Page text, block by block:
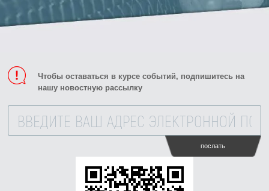
Чтобы оставаться в курсе событий, подпишитесь на
нашу новостную рассылку
послать